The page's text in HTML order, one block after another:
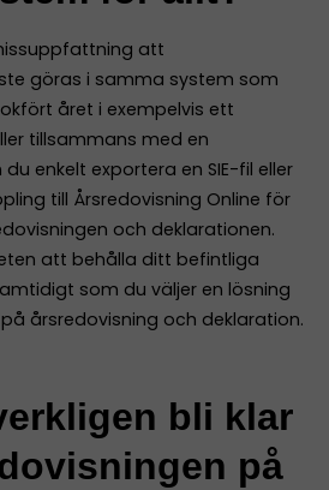
att
göras i samma system som
året i exempelvis ett
tillsammans med en
enkelt exportera en SIE-fil eller
till Årsredovisning Online för
och deklarationen.
att behålla ditt befintliga
som du väljer en lösning
årsredovisning och deklaration.
bli klar
på